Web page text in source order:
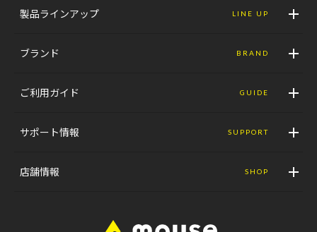
製品ラインアップ LINE UP
ブランド BRAND
ご利用ガイド GUIDE
サポート情報 SUPPORT
店舗情報 SHOP